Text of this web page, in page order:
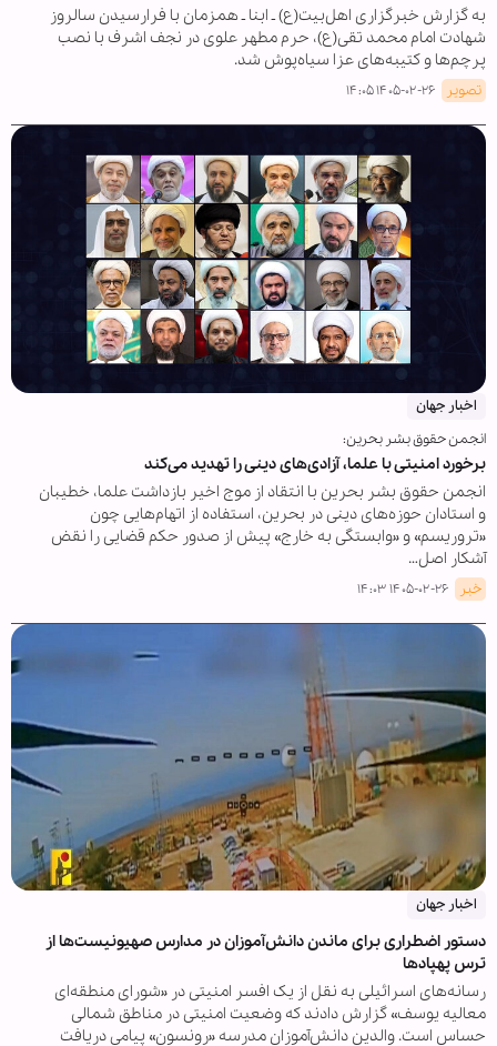
به گزارش خبرگزاری اهل‌بیت(ع) ـ ابنا ـ همزمان با فرارسیدن سالروز
شهادت امام محمد تقی(ع)، حرم مطهر علوی در نجف اشرف با نصب
پرچم‌ها و کتیبه‌های عزا سیاه‌پوش شد.
تصویر ۱۴۰۵-۰۲-۲۶ ۱۴:۰۵
اخبار جهان
انجمن حقوق بشر بحرین:
برخورد امنیتی با علما، آزادی‌های دینی را تهدید می‌کند
انجمن حقوق بشر بحرین با انتقاد از موج اخیر بازداشت علما، خطیبان
و استادان حوزه‌های دینی در بحرین، استفاده از اتهام‌هایی چون
«تروریسم» و «وابستگی به خارج» پیش از صدور حکم قضایی را نقض
آشکار اصل…
خبر ۱۴۰۵-۰۲-۲۶ ۱۴:۰۳
اخبار جهان
دستور اضطراری برای ماندن دانش‌آموزان در مدارس صهیونیست‌ها از
ترس پهپادها
رسانه‌های اسرائیلی به نقل از یک افسر امنیتی در «شورای منطقه‌ای
معالیه یوسف» گزارش دادند که وضعیت امنیتی در مناطق شمالی
حساس است. والدین دانش‌آموزان مدرسه «رونسون» پیامی دریافت